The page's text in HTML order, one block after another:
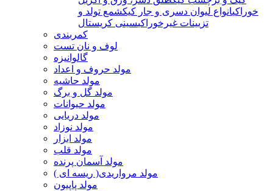
خوراکیانواع لیوان دسری و جار کیکشمع تولد و
تزیینات غیرخوراکیسینی کریستال
کمربندی
لوف و نان تست
گالوانیزه
مولد حروف و اعداد
مولد حاشیه
مولد گل و برگ
مولد حیوانات
مولد دریایی
مولد نوزاد
مولد ابزار
مولد قلب
مولد آسمان پرنده
مولد مرواریدی( ریسه ای )
مولد پاپیون